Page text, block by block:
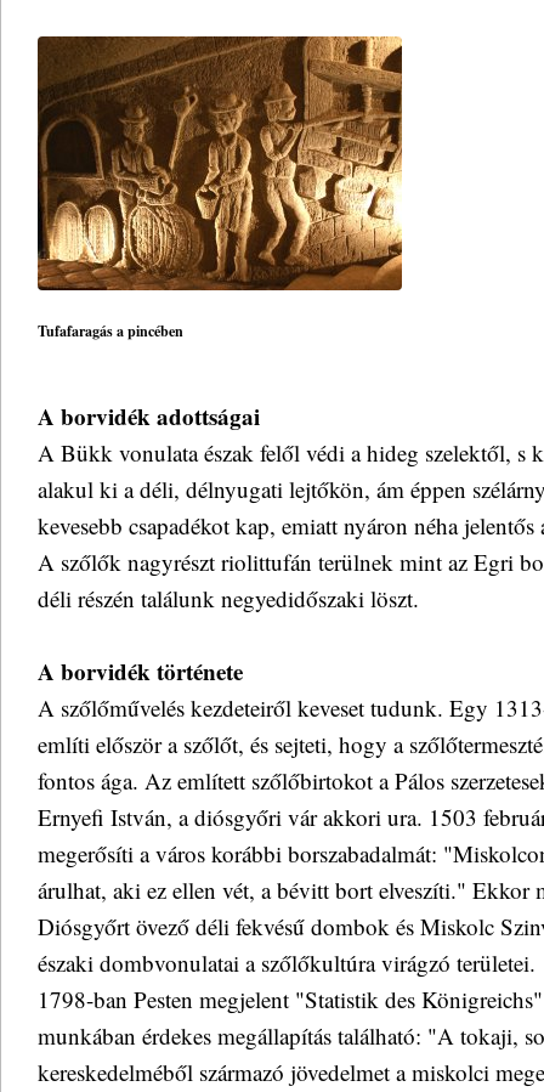
Tufafaragás a pincében
A borvidék adottságai
A Bükk vonulata észak felől védi a hideg szelektől, s
alakul ki a déli, délnyugati lejtőkön, ám éppen
kevesebb csapadékot kap, emiatt nyáron néha
A szőlők nagyrészt riolittufán terülnek mint az Egri
déli részén találunk negyedidőszaki löszt.
A borvidék története
A szőlőművelés kezdeteiről keveset tudunk. Egy
említi először a szőlőt, és sejteti, hogy a
fontos ága. Az említett szőlőbirtokot a Pálos
Ernyefi István, a diósgyőri vár akkori ura. 1503
megerősíti a város korábbi borszabadalmát:
árulhat, aki ez ellen vét, a bévitt bort elveszíti." Ekkor
Diósgyőrt övező déli fekvésű dombok és Miskolc
északi dombvonulatai a szőlőkultúra virágzó területei.
1798-ban Pesten megjelent "Statistik des
munkában érdekes megállapítás található: "A tokaji,
kereskedelméből származó jövedelmet a miskolci